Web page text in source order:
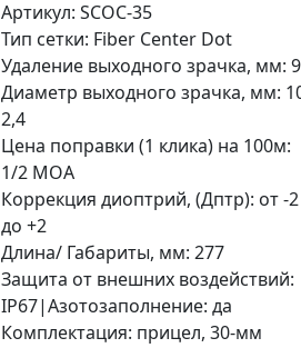
Артикул: SCOC-35
Тип сетки: Fiber Center Dot
Удаление выходного зрачка, мм:
Диаметр выходного зрачка, мм:
2,4
Цена поправки (1 клика) на 100м:
1/2 MOA
Коррекция диоптрий, (Дптр): от -2
до +2
Длина/ Габариты, мм: 277
Защита от внешних воздействий:
IP67|Азотозаполнение: да
Комплектация: прицел, 30-мм